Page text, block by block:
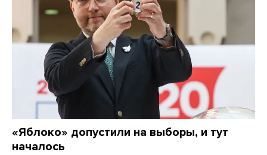
«Яблоко» допустили на выборы, и тут
началось